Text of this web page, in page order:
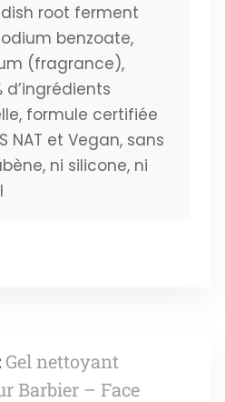
root ferment
benzoate,
(fragrance),
d’ingrédients
formule certifiée
NAT et Vegan, sans
ni silicone, ni
Gel nettoyant
Barbier – Face